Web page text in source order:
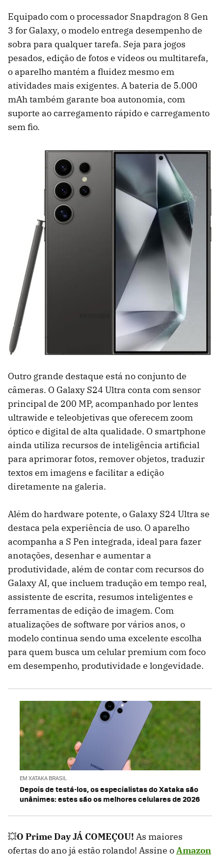
Equipado com o processador Snapdragon 8 Gen
3 for Galaxy, o modelo entrega desempenho de
sobra para qualquer tarefa. Seja para jogos
pesados, edição de fotos e vídeos ou multitarefa,
o aparelho mantém a fluidez mesmo em
atividades mais exigentes. A bateria de 5.000
mAh também garante boa autonomia, com
suporte ao carregamento rápido e carregamento
sem fio.
Outro grande destaque está no conjunto de
câmeras. O Galaxy S24 Ultra conta com sensor
principal de 200 MP, acompanhado por lentes
ultrawide e teleobjetivas que oferecem zoom
óptico e digital de alta qualidade. O smartphone
ainda utiliza recursos de inteligência artificial
para aprimorar fotos, remover objetos, traduzir
textos em imagens e facilitar a edição
diretamente na galeria.
Além do hardware potente, o Galaxy S24 Ultra se
destaca pela experiência de uso. O aparelho
acompanha a S Pen integrada, ideal para fazer
anotações, desenhar e aumentar a
produtividade, além de contar com recursos do
Galaxy AI, que incluem tradução em tempo real,
assistente de escrita, resumos inteligentes e
ferramentas de edição de imagem. Com
atualizações de software por vários anos, o
modelo continua sendo uma excelente escolha
para quem busca um celular premium com foco
em desempenho, produtividade e longevidade.
EM XATAKA BRASIL
Depois de testá-los, os especialistas do Xataka são
unânimes: estes são os melhores celulares de 2026
💥O Prime Day JÁ COMEÇOU! As maiores
ofertas do ano já estão rolando! Assine oAmazon